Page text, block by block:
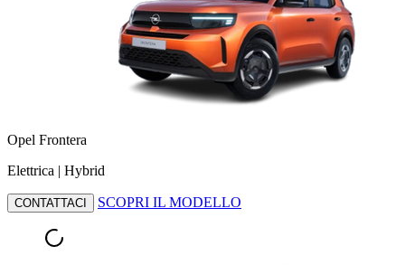
Opel Frontera
Elettrica | Hybrid
CONTATTACI SCOPRI IL MODELLO